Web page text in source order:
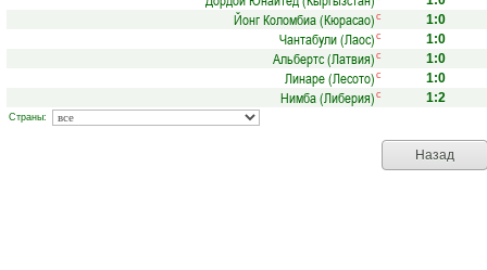
Йонг Коломбиа (Кюрасао) с 1:0
Чантабули (Лаос) с 1:0
Альбертс (Латвия) с 1:0
Линаре (Лесото) с 1:0
Нимба (Либерия) с 1:2
Страны:
Назад